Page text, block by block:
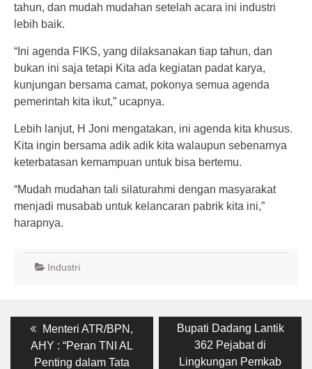
tahun, dan mudah mudahan setelah acara ini industri
lebih baik.
“Ini agenda FIKS, yang dilaksanakan tiap tahun, dan
bukan ini saja tetapi Kita ada kegiatan padat karya,
kunjungan bersama camat, pokonya semua agenda
pemerintah kita ikut,” ucapnya.
Lebih lanjut, H Joni mengatakan, ini agenda kita khusus.
Kita ingin bersama adik adik kita walaupun sebenarnya
keterbatasan kemampuan untuk bisa bertemu.
“Mudah mudahan tali silaturahmi dengan masyarakat
menjadi musabab untuk kelancaran pabrik kita ini,”
harapnya.
Industri
Post
navigation
Previous
post:
Menteri ATR/BPN,
AHY : “Peran TNI AL
Penting dalam Tata
Next
post:
Bupati Dadang Lantik
362 Pejabat di
Lingkungan Pemkab